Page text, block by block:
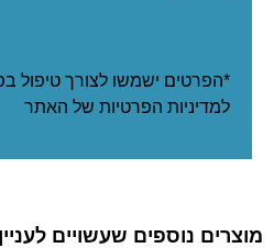
*הפרטים ישמשו לצורך טיפול
למדיניות הפרטיות של האתר
מוצרים נוספים שעשויים